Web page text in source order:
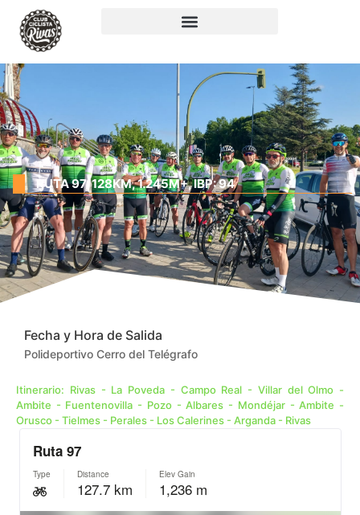
RUTA 97: 128KM, 1.245M+, IBP: 94
Fecha y Hora de Salida
Polideportivo Cerro del Telégrafo
Itinerario: Rivas - La Poveda - Campo Real - Villar del Olmo -
Ambite - Fuentenovilla - Pozo - Albares - Mondéjar - Ambite -
Orusco - Tielmes - Perales - Los Calerines - Arganda - Rivas